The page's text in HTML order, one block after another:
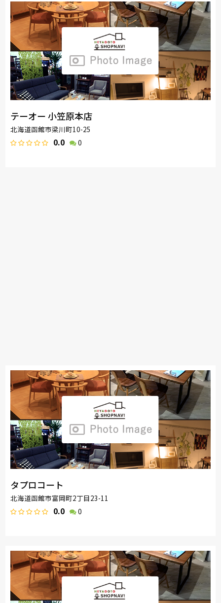
テーオー 小笠原本店
北海道函館市梁川町10-25
0.0 0
タプロコート
北海道函館市富岡町2丁目23-11
0.0 0